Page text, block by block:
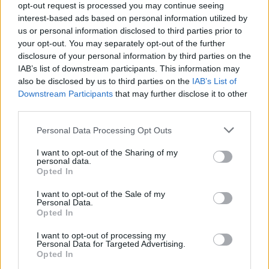
opt-out request is processed you may continue seeing
interest-based ads based on personal information utilized by
us or personal information disclosed to third parties prior to
your opt-out. You may separately opt-out of the further
disclosure of your personal information by third parties on the
IAB’s list of downstream participants. This information may
also be disclosed by us to third parties on the IAB’s List of
Downstream Participants that may further disclose it to other
Personal Data Processing Opt Outs
I want to opt-out of the Sharing of my
personal data.
Opted In
I want to opt-out of the Sale of my
Personal Data.
Opted In
I want to opt-out of processing my
Personal Data for Targeted Advertising.
Opted In
γευστικούς θησαυρούς της
Λέσβου
Λάδι και τυρί βρέθηκαν στο
επίκεντρο της γιορτής που
πραγματοποιήθηκε στο Δημοτικό
Σχολείο της Θερμής, στο πλαίσιο
του Taste Lesvos και του Λεσβιακού
Καλοκαιριού
ΠΟΛΙΤΙΚΗ
αποκαλυπτήρια του οικονομικού
Ο Αλέξης Τσίπρας παρουσιάζει
στις αρχές Σεπτεμβρίου το
τετραετές σχέδιο της Ελληνικής
ακρίβεια, τη φορολογική
δικαιοσύνη, την παραγωγική
ανασυγκρότηση και την ενίσχυση
Μέρα και νύχτα ανοιχτές οι